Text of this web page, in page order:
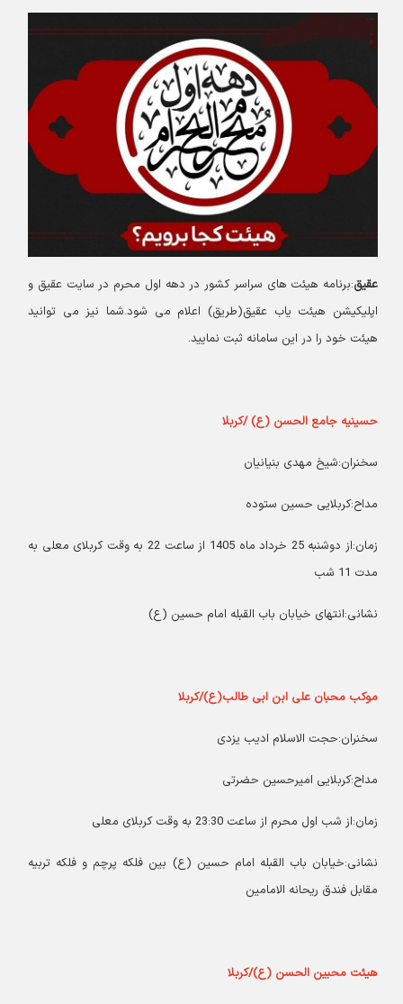
عقیق:برنامه هیئت های سراسر کشور در دهه اول محرم در سایت عقیق و
اپلیکیشن هیئت یاب عقیق(طریق) اعلام می شود.شما نیز می توانید
هیئت خود را در این سامانه ثبت نمایید.
حسینیه جامع الحسن (ع) /کربلا
سخنران:شیخ مهدی بنیانیان
مداح:کربلایی حسین ستوده
زمان:از دوشنبه 25 خرداد ماه 1405 از ساعت 22 به وقت کربلای معلی به
مدت 11 شب
نشانی:انتهای خیابان باب القبله امام حسین (ع)
موکب محبان علی ابن ابی طالب(ع)/کربلا
سخنران:حجت الاسلام ادیب یزدی
مداح:کربلایی امیرحسین حضرتی
زمان:از شب اول محرم از ساعت 23:30 به وقت کربلای معلی
نشانی:خیابان باب القبله امام حسین (ع) بین فلکه پرچم و فلکه تربیه
مقابل فندق ریحانه الامامین
هیئت محبین الحسن (ع)/کربلا